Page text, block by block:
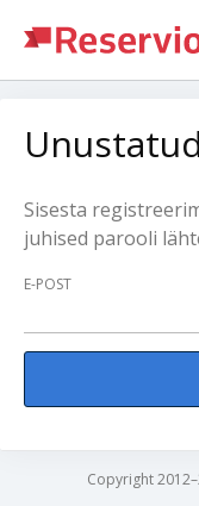
Sisesta
juhised parooli
E-POST
Copyright